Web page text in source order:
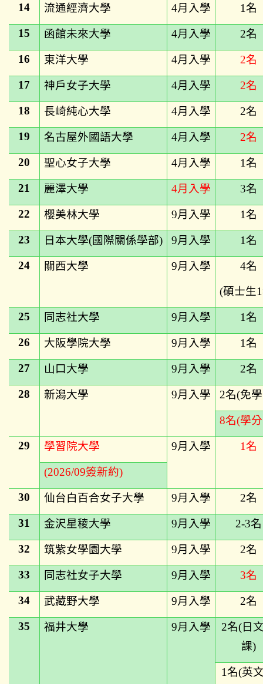
14 流通經濟大學 4月入學 1名
15 函館未來大學 4月入學 2名
16 東洋大學 4月入學 2名
17 神戶女子大學 4月入學 2名
18 長崎純心大學 4月入學 2名
19 名古屋外國語大學 4月入學 2名
20 聖心女子大學 4月入學 1名
21 麗澤大學 4月入學 3名
22 櫻美林大學 9月入學 1名
23 日本大學(國際關係學部) 9月入學 1名
24 關西大學 9月入學 4名
(碩士生
25 同志社大學 9月入學 1名
26 大阪學院大學 9月入學 1名
27 山口大學 9月入學 2名
28 新潟大學 9月入學 2名(免
8名(學
29 學習院大學 9月入學 1名
(2026/09簽新約)
30 仙台白百合女子大學 9月入學 2名
31 金沢星稜大學 9月入學 2-3名
32 筑紫女學園大學 9月入學 2名
33 同志社女子大學 9月入學 3名
34 武藏野大學 9月入學 2名
35 福井大學 9月入學 2名(日
課)
1名(英